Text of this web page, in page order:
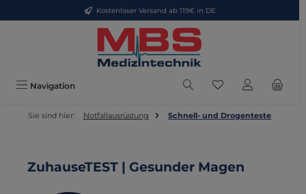
Zum Hauptinhalt springenKostenloser Versand ab 119€ in DE
Navigation Du hast 0
Sie sind hier: Notfallausrüstung Schnell- und Drogenteste
ZuhauseTEST | Gesunder Magen